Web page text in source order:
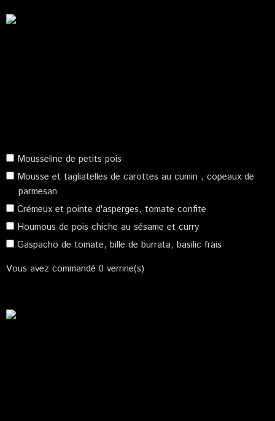
Mousseline de petits pois
Mousse et tagliatelles de carottes au cumin , copeaux de
parmesan
Crémeux et pointe d'asperges, tomate confite
Houmous de pois chiche au sésame et curry
Gaspacho de tomate, bille de burrata, basilic frais
Vous avez commandé 0 verrine(s)